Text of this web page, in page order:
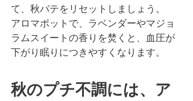
て、秋バテをリセットしましょう。
アロマポットで、ラベンダーやマジョ
ラムスイートの香りを焚くと、血圧が
下がり眠りにつきやすくなります。
秋のプチ不調には、ア